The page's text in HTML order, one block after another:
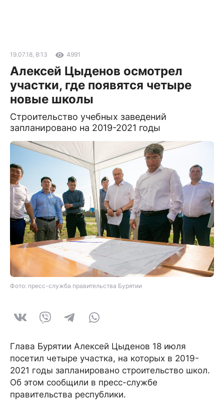
19.07.18, 8:13 4991
Алексей Цыденов осмотрел
участки, где появятся четыре
новые школы
Строительство учебных заведений
запланировано на 2019-2021 годы
Фото: пресс-служба правительства Бурятии
Глава Бурятии Алексей Цыденов 18 июля
посетил четыре участка, на которых в 2019-
2021 годы запланировано строительство школ.
Об этом сообщили в пресс-службе
правительства республики.